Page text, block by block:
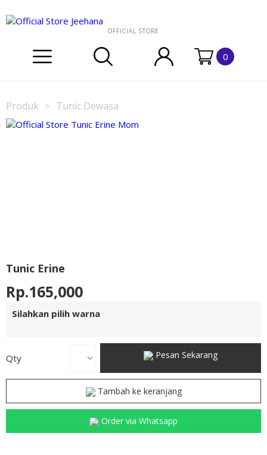
OFFICIAL STORE
0
Produk > Tunic Dewasa
Tunic Erine
Rp.165,000
Silahkan pilih warna
Qty Pesan Sekarang
Tambah ke keranjang
Order via Whatsapp